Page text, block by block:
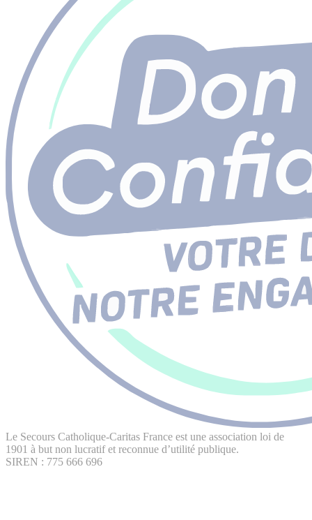
Le Secours Catholique-Caritas France est une association loi de
1901 à but non lucratif et reconnue d’utilité publique.
SIREN : 775 666 696